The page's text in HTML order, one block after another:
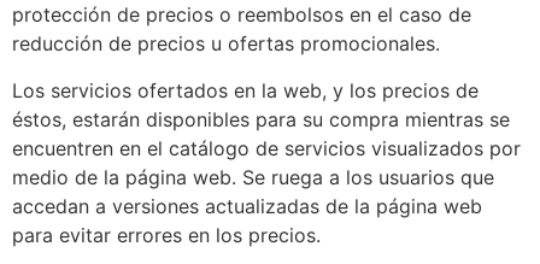
protección de precios o reembolsos en el caso de
reducción de precios u ofertas promocionales.
Los servicios ofertados en la web, y los precios de
éstos, estarán disponibles para su compra mientras se
encuentren en el catálogo de servicios visualizados por
medio de la página web. Se ruega a los usuarios que
accedan a versiones actualizadas de la página web
para evitar errores en los precios.